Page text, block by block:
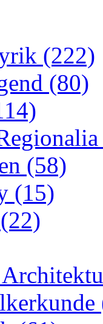
(222)
(80)
(58)
(15)
(22)